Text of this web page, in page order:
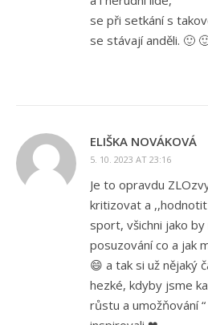
se při setkání s
se stávají anděli. 🙂
ELIŠKA NOVÁKOVÁ
5. 10. 2023 AT 23:16
Je to opravdu
kritizovat a
sport, všichni jako
posuzování co a jak
😄 a tak si už nějaký
hezké, kdyby jsme
růstu a umožňování